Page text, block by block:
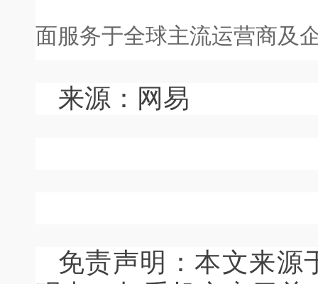
面服务于全球主流运营商及
来源：网易
免责声明：本文来源